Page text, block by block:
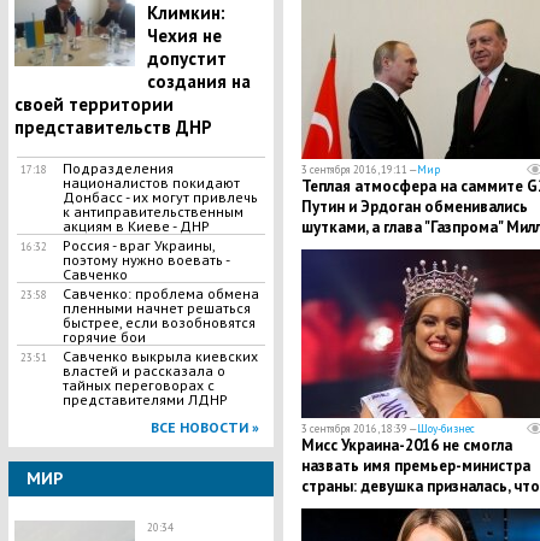
Климкин:
Чехия не
допустит
создания на
своей территории
представительств ДНР
17:18
Подразделения
националистов покидают
Донбасс - их могут привлечь
к антиправительственным
акциям в Киеве - ДНР
16:32
Россия - враг Украины,
поэтому нужно воевать -
Савченко
23:58
Савченко: проблема обмена
пленными начнет решаться
быстрее, если возобновятся
горячие бои
23:51
Савченко выкрыла киевских
властей и рассказала о
тайных переговорах с
представителями ЛДНР
ВСЕ НОВОСТИ »
МИР
20:34
3 сентября 2016, 19:11 —Мир
Теплая атмосфера на саммите
Путин и Эрдоган обменивались
шутками, а глава "Газпрома"
смеялся до слез
3 сентября 2016, 18:39 —Шоу-бизнес
Мисс Украина-2016 не смогла
назвать имя премьер-министра
страны: девушка призналась,
следит за политикой